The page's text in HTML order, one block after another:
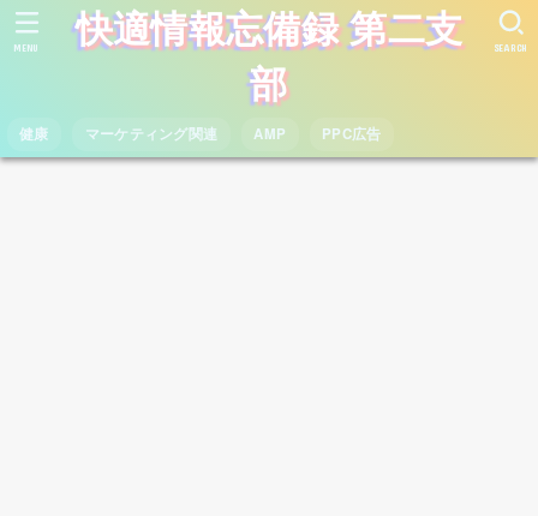
快適情報忘備録 第二支
部
健康 マーケティング関連 AMP PPC広告
SEARCH
MENU